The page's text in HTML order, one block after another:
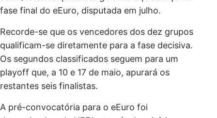
fase final do eEuro, disputada em julho.
Recorde-se que os vencedores dos dez grupos
qualificam-se diretamente para a fase decisiva.
Os segundos classificados seguem para um
playoff que, a 10 e 17 de maio, apurará os
restantes seis finalistas.
A pré-convocatória para o eEuro foi